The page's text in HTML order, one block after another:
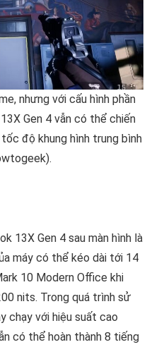
nhưng với cấu hình phần
Gen 4 vẫn có thể chiến
độ khung hình trung bình
13X Gen 4 sau màn hình là
máy có thể kéo dài tới 14
10 Modern Office khi
nits. Trong quá trình sử
chạy với hiệu suất cao
có thể hoàn thành 8 tiếng